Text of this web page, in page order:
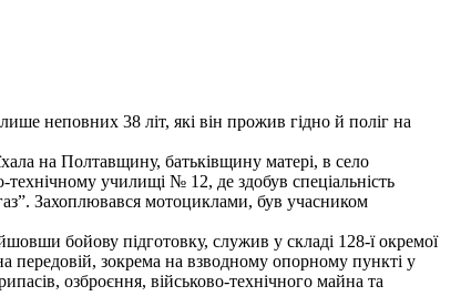
неповних 38 літ, які він прожив гідно й поліг на
на Полтавщину, батьківщину матері, в село
училищі № 12, де здобув спеціальність
Захоплювався мотоциклами, був учасником
бойову підготовку, служив у складі 128-ї окремої
передовій, зокрема на взводному опорному пункті у
озброєння, військово-технічного майна та